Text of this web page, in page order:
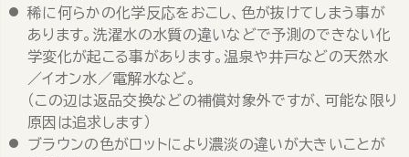
稀に何らかの化学反応をおこし、色が抜けてしまう事が
あります。洗濯水の水質の違いなどで予測のできない化
学変化が起こる事があります。温泉や井戸などの天然水
／イオン水／電解水など。
（この辺は返品交換などの補償対象外ですが、可能な限り
原因は追求します）
ブラウンの色がロットにより濃淡の違いが大きいことが